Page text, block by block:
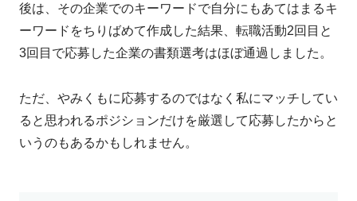
後は、その企業でのキーワードで自分にもあてはまるキ
ーワードをちりばめて作成した結果、転職活動2回目と
3回目で応募した企業の書類選考はほぼ通過しました。
ただ、やみくもに応募するのではなく私にマッチしてい
ると思われるポジションだけを厳選して応募したからと
いうのもあるかもしれません。